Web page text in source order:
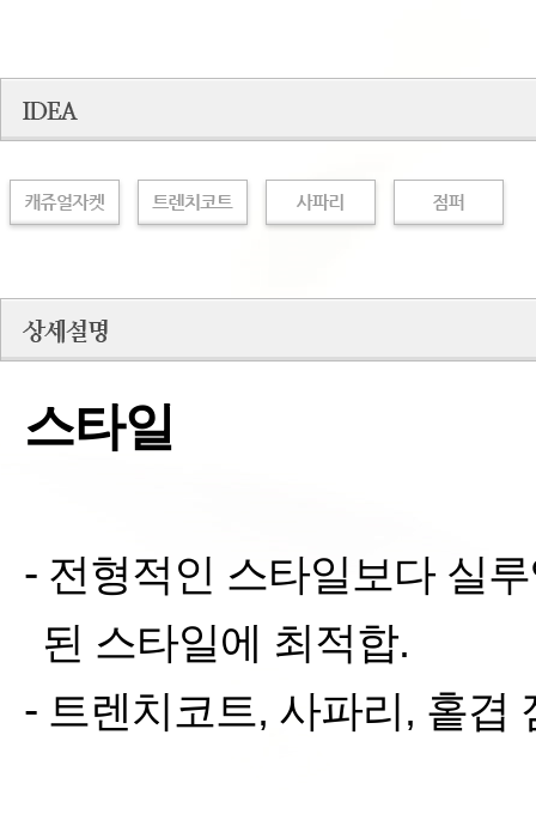
스타일
- 전형적인 스타일보다 실
된 스타일에 최적합.
- 트렌치코트, 사파리 , 홑겹